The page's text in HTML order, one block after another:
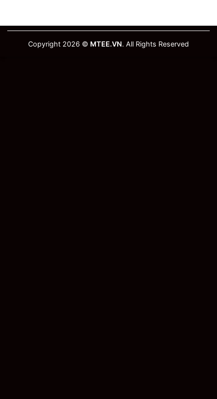
Copyright 2026 © MTEE.VN. All Rights Reserved